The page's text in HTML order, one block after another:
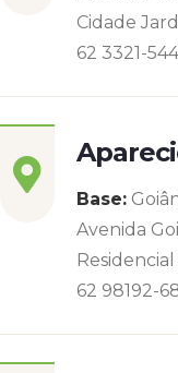
Cidade
62 3321-
Base:
Avenida
62 98192-